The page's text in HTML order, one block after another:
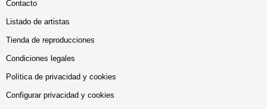
Contacto
Listado de artistas
Tienda de reproducciones
Condiciones legales
Política de privacidad y cookies
Configurar privacidad y cookies